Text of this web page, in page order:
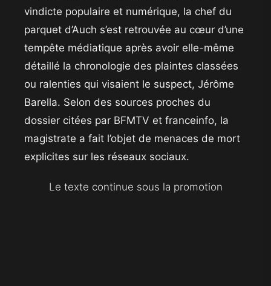
vindicte populaire et numérique, la chef du
parquet d’Auch s’est retrouvée au cœur d’une
tempête médiatique après avoir elle-même
détaillé la chronologie des plaintes classées
ou ralenties qui visaient le suspect, Jérôme
Barella. Selon des sources proches du
dossier citées par BFMTV et franceinfo, la
magistrate a fait l’objet de menaces de mort
explicites sur les réseaux sociaux.
Le texte continue sous la promotion